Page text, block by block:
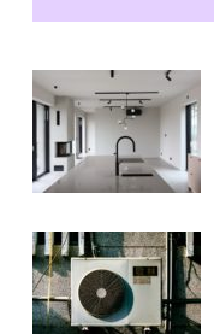
...